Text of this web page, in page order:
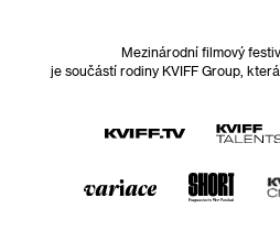
Mezinárodní filmový
je součástí rodiny KVIFF Group,